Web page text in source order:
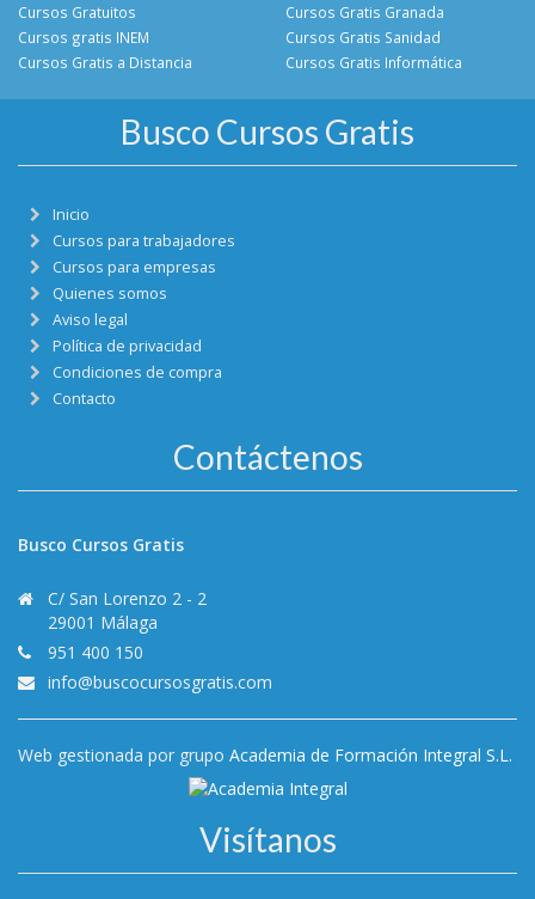
Cursos Gratuitos
Cursos gratis INEM
Cursos Gratis a Distancia
Cursos Gratis Granada
Cursos Gratis Sanidad
Cursos Gratis Informática
Busco Cursos Gratis
Inicio
Cursos para trabajadores
Cursos para empresas
Quienes somos
Aviso legal
Política de privacidad
Condiciones de compra
Contacto
Contáctenos
Busco Cursos Gratis
C/ San Lorenzo 2 - 2
29001 Málaga
951 400 150
info@buscocursosgratis.com
Web gestionada por grupo Academia de Formación Integral S.L.
Visítanos